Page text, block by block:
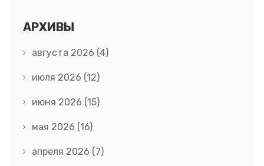
АРХИВЫ
августа 2026 (4)
июля 2026 (12)
июня 2026 (15)
мая 2026 (16)
апреля 2026 (7)